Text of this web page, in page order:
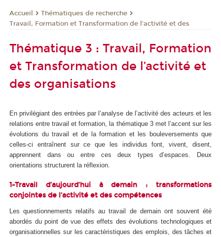
Accueil
Thématiques de recherche
Travail, Formation et Transformation de l'activité et des
Thématique 3 : Travail, Formation
et Transformation de l’activité et
des organisations
En privilégiant des entrées par l’analyse de l’activité des acteurs et les
relations entre travail et formation, la thématique 3 met l’accent sur les
évolutions du travail et de la formation et les bouleversements que
celles-ci entraînent sur ce que les individus font, vivent, disent,
apprennent dans ou entre ces deux types d’espaces. Deux
orientations structurent la réflexion.
1-Travail d’aujourd’hui à demain : transformations
conjointes de l’activité et des compétences
Les questionnements relatifs au travail de demain ont souvent été
abordés du point de vue des effets des évolutions technologiques et
organisationnelles sur les caractéristiques des emplois, des tâches et